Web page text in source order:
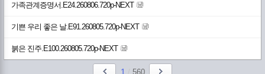
가족관계증명서.E24.260806.720p-NEXT
기쁜 우리 좋은 날.E91.260805.720p-NEXT
붉은 진주.E100.260805.720p-NEXT
1 560